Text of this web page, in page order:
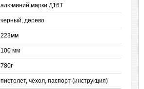
алюминий марки Д16Т
черный, дерево
223мм
100 мм
780г
пистолет, чехол, паспорт (инструкция)